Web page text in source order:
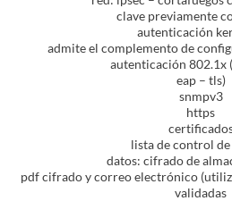
clave previamente
autenticación
admite el complemento de
autenticación 802.1x
eap – tls)
snmpv3
https
lista de control de
datos: cifrado de
pdf cifrado y correo electrónico
validadas